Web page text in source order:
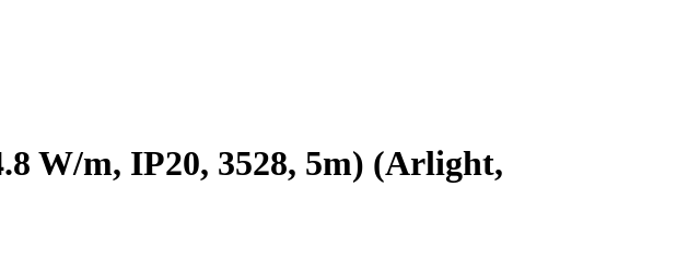
W/m, IP20, 3528, 5m) (Arlight,